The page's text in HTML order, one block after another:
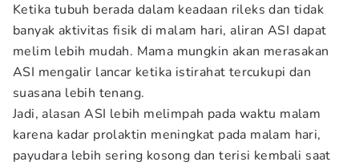
Ketika tubuh berada dalam keadaan rileks dan tidak
banyak aktivitas fisik di malam hari, aliran ASI dapat
melim lebih mudah. Mama mungkin akan merasakan
ASI mengalir lancar ketika istirahat tercukupi dan
suasana lebih tenang.
Jadi, alasan ASI lebih melimpah pada waktu malam
karena kadar prolaktin meningkat pada malam hari,
payudara lebih sering kosong dan terisi kembali saat